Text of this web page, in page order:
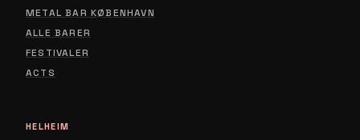
METAL BAR KØBENHAVN
ALLE BARER
FESTIVALER
ACTS
HELHEIM